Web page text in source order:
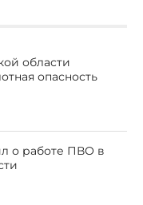
области
опасность
о работе ПВО в